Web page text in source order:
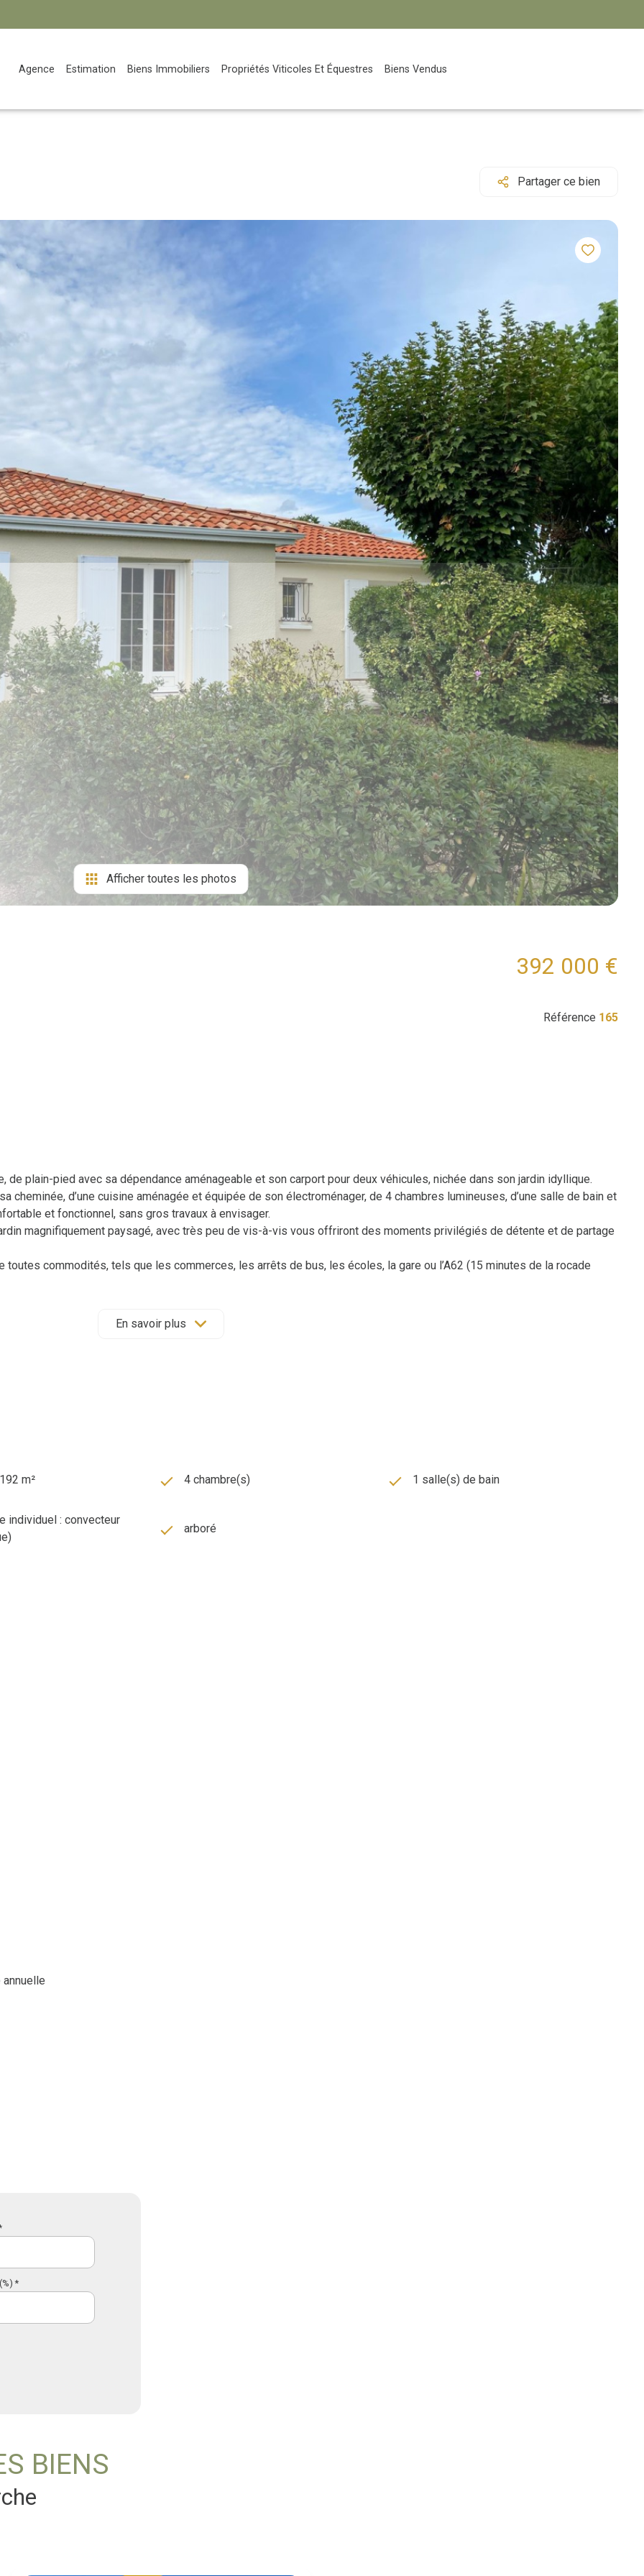
Agence Estimation Biens Immobiliers Propriétés Viticoles Et Équestres Biens Vendus
Partager ce bien
Afficher toutes les photos
392 000 €
Référence 165
plain-pied avec sa dépendance aménageable et son carport pour deux véhicules, nichée dans son jardin idyllique.
cheminée, d’une cuisine aménagée et équipée de son électroménager, de 4 chambres lumineuses, d’une salle de bain et
et fonctionnel, sans gros travaux à envisager.
magnifiquement paysagé, avec très peu de vis-à-vis vous offriront des moments privilégiés de détente et de partage
commodités, tels que les commerces, les arrêts de bus, les écoles, la gare ou l’A62 (15 minutes de la rocade
de paix, si proche de Bordeaux, alors contactez-moi au plus vite pour visiter ce bien rare !
088
En savoir plus
m² 4 chambre(s) 1 salle(s) de bain
individuel : convecteur
arboré
*
BIENS